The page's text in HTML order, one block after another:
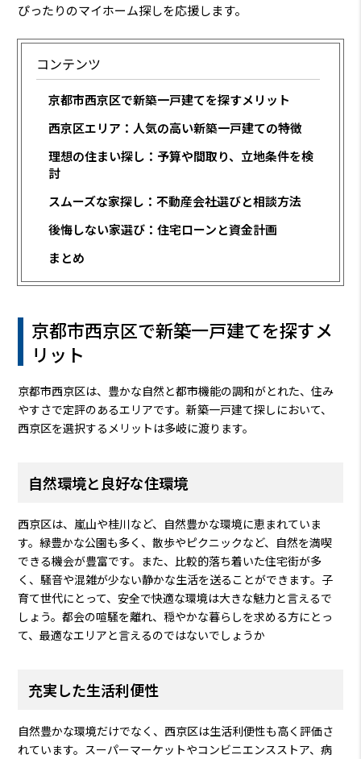
ぴったりのマイホーム探しを応援します。
コンテンツ
京都市西京区で新築一戸建てを探すメリット
西京区エリア：人気の高い新築一戸建ての特徴
理想の住まい探し：予算や間取り、立地条件を検
討
スムーズな家探し：不動産会社選びと相談方法
後悔しない家選び：住宅ローンと資金計画
まとめ
京都市西京区で新築一戸建てを探すメ
リット
京都市西京区は、豊かな自然と都市機能の調和がとれた、住み
やすさで定評のあるエリアです。新築一戸建て探しにおいて、
西京区を選択するメリットは多岐に渡ります。
自然環境と良好な住環境
西京区は、嵐山や桂川など、自然豊かな環境に恵まれていま
す。緑豊かな公園も多く、散歩やピクニックなど、自然を満喫
できる機会が豊富です。また、比較的落ち着いた住宅街が多
く、騒音や混雑が少ない静かな生活を送ることができます。子
育て世代にとって、安全で快適な環境は大きな魅力と言えるで
しょう。都会の喧騒を離れ、穏やかな暮らしを求める方にとっ
て、最適なエリアと言えるのではないでしょうか
充実した生活利便性
自然豊かな環境だけでなく、西京区は生活利便性も高く評価さ
れています。スーパーマーケットやコンビニエンスストア、病